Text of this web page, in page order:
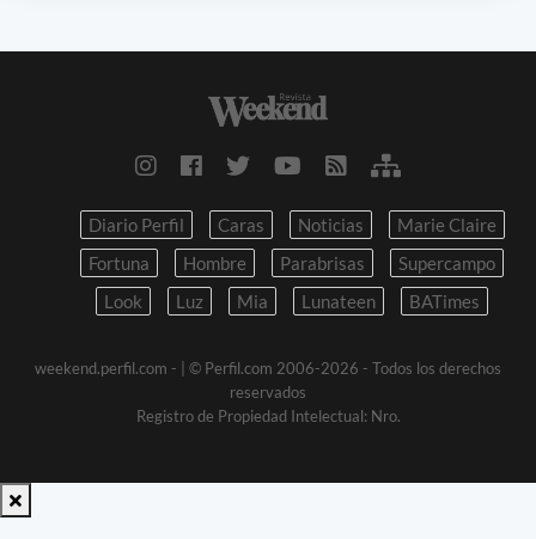
Diario Perfil Caras Noticias
Marie Claire
Fortuna
Hombre Parabrisas
Supercampo
Look
Luz Mia Lunateen BATimes
weekend.perfil.com - | © Perfil.com 2006-2026 - Todos los derechos
reservados
Registro de Propiedad Intelectual: Nro.